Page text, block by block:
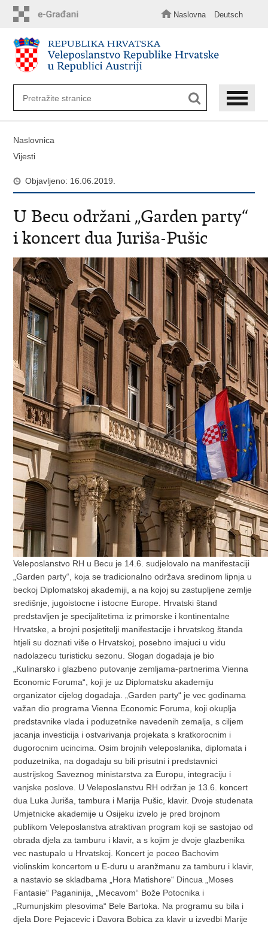
sadržaj
Naslovna Deutsch
Naslovnica
Vijesti
Objavljeno: 16.06.2019.
U Becu održani „Garden party“
i koncert dua Juriša-Pušic
Veleposlanstvo RH u Becu je 14.6. sudjelovalo na manifestaciji
„Garden party“, koja se tradicionalno održava sredinom lipnja u
beckoj Diplomatskoj akademiji, a na kojoj su zastupljene zemlje
središnje, jugoistocne i istocne Europe. Hrvatski štand
predstavljen je specijalitetima iz primorske i kontinentalne
Hrvatske, a brojni posjetitelji manifestacije i hrvatskog štanda
htjeli su doznati više o Hrvatskoj, posebno imajuci u vidu
nadolazecu turisticku sezonu. Slogan dogadaja je bio
„Kulinarsko i glazbeno putovanje zemljama-partnerima Vienna
Economic Foruma“, koji je uz Diplomatsku akademiju
organizator cijelog dogadaja. „Garden party“ je vec godinama
važan dio programa Vienna Economic Foruma, koji okuplja
predstavnike vlada i poduzetnike navedenih zemalja, s ciljem
jacanja investicija i ostvarivanja projekata s kratkorocnim i
dugorocnim ucincima. Osim brojnih veleposlanika, diplomata i
poduzetnika, na dogadaju su bili prisutni i predstavnici
austrijskog Saveznog ministarstva za Europu, integraciju i
vanjske poslove. U Veleposlanstvu RH održan je 13.6. koncert
dua Luka Juriša, tambura i Marija Pušic, klavir. Dvoje studenata
Umjetnicke akademije u Osijeku izvelo je pred brojnom
publikom Veleposlanstva atraktivan program koji se sastojao od
obrada djela za tamburu i klavir, a s kojim je dvoje glazbenika
vec nastupalo u Hrvatskoj. Koncert je poceo Bachovim
violinskim koncertom u E-duru u aranžmanu za tamburu i klavir,
a nastavio se skladbama „Hora Matishore“ Dincua „Moses
Fantasie“ Paganinija, „Mecavom“ Bože Potocnika i
„Rumunjskim plesovima“ Bele Bartoka. Na programu su bila i
djela Dore Pejacevic i Davora Bobica za klavir u izvedbi Marije